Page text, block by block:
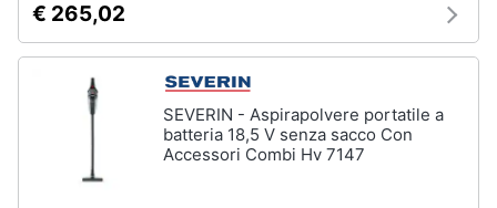
€ 265,02
SEVERIN - Aspirapolvere portatile a
batteria 18,5 V senza sacco Con
Accessori Combi Hv 7147